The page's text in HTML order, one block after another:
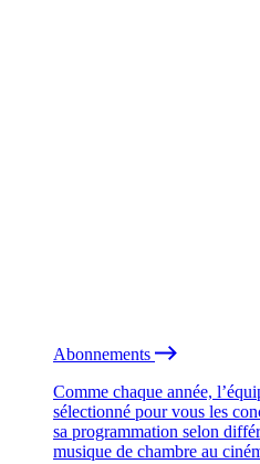
Abonnements
Comme chaque année,
sélectionné pour vous les
sa programmation selon
musique de chambre au